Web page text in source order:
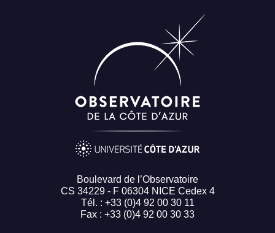
Boulevard de l’Observatoire
CS 34229 - F 06304 NICE Cedex 4
Tél. : +33 (0)4 92 00 30 11
Fax : +33 (0)4 92 00 30 33